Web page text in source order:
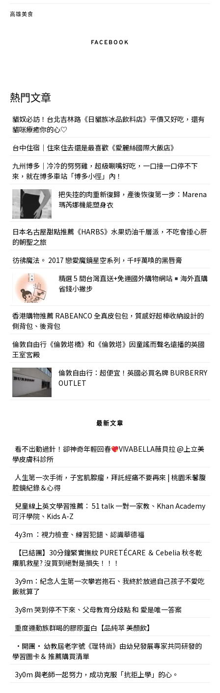
高雄美食
FACEBOOK
熱門文章
貓奴必訪！台北吉林路《日貓族冰品飲料店》平價又好吃，還有
貓咪療癒你的心♡
台中住宿｜住來住去還是最喜歡《愛麗絲國際大飯店》
九州博多｜冷冷的努努雞，超級唰嘴好吃，一口接一口停不下
來，就在博多車站「博多小徑」內！
把失控的肉重新復歸，產後恢復第一步：Marena
瑪芮娜機能塑身衣
日本名古屋甜點推薦《HARBS》水果奶油千層派，不吃會捶心肝
的朝聖之旅
彷彿魔法。 2017 戀愛魔鏡星空系列，千呼萬喚的黑唇膏
精選 5 間台灣直送+免運國外購物網站
海外直購
省錢小撇步
香港購物推薦 RABEANCO 全真皮包包，質感好超棒收納設計的
側背包、後背包
倫敦自由行《倫敦塔橋》和《倫敦塔》因童謠而聲名遠播的英國
王室宮殿
倫敦自由行：超便宜！英國必買名牌 BURBERRY
OUTLET
最新文章
看不出動過針！卻神奇年輕回春
VIVABELLA薇貝拉 @上立美
學皮膚科診所
人生第一次手術，子宮肌腺瘤，拜託經痛不要再來 | 桃園禾馨腹
腔鏡紀錄＆心得
兒童線上英文學習推薦： 51 talk 一對一家教、Khan Academy
可汗學院、Kids A-Z
4y3m ：視力檢查、練習犯錯、認識華德福
【已結團】30分鐘緊實撫紋 PURETÉCARE ＆ Cebelia 秋冬乾
癢肌救星? 沒買到絕對是損失！！！
3y9m：紀念人生第一次攀岩抱石、我終於放過自己孩子不愛吃
飯就算了
3y8m 哭到停不下來、父母教育分歧點 和 愛是唯一答案
重度運動族群喝的膠原蛋白【品純萃 美顏飲】
•開團• 幼教屆老字號《理特尚》由幼兒發展專家共同研發的
學習圖卡＆ 推薦購買清單
3y0m 與老師一起努力，成功克服「抗拒上學」的心。